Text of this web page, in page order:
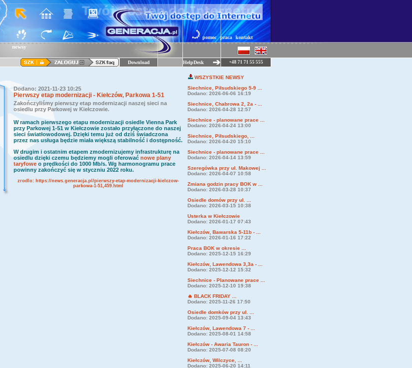
pomoc praca kontakt
newsy
Download HelpDesk +48 71 71 55 555
Dodano: 2021-11-23 10:25
Pierwszy etap modernizacji - Kiełczów, Parkowa 1-51
Zakończyliśmy pierwszy etap modernizacji naszej sieci na
osiedlu przy Parkowej w Kiełczowie.
W ramach pierwszego etapu modernizacji osiedle Vienna Park
przy Parkowej 1-51 w Kiełczowie zostało przyłączone do naszej
sieci światłowodowej. Dzięki temu już od dziś świadczona
przez nas usługa będzie miała większą stabilność i dostępność.
W drugim i ostatnim etapem zmodernizujemy infrastrukturę na
osiedlu dzięki czemu będziemy mogli oferować nowe plany
taryfowe o prędkości do 1000 Mb/s. Wg harmonogramu prace
powinny zakończyć się w styczniu 2022 roku.
zrodlo: https://news.generacja.pl/pierwszy-etap-modernizacji-kielczow-
parkowa-1-51,459.html
WSZYSTKIE NEWSY
Siechnice, Piłsudskiego 5-9 ...
Dodano: 2026-06-06 16:19
Siechnice, Chabrowa 2, 2a - ...
Dodano: 2026-04-28 12:57
Siechnice - planowane prace ...
Dodano: 2026-04-24 13:00
Siechnice, Piłsudskiego, ...
Dodano: 2026-04-20 15:10
Siechnice - planowane prace ...
Dodano: 2026-04-14 13:59
Szeregówka przy ul. Makowej ...
Dodano: 2026-04-07 10:58
Zmiana godzin pracy BOK w ...
Dodano: 2026-03-28 10:37
Osiedle domów przy ul. ...
Dodano: 2026-03-15 10:38
Usterka w Kiełczowie
Dodano: 2026-01-17 07:43
Kiełczów, Bawarska 5-11b - ...
Dodano: 2026-01-16 17:22
Praca BOK w okresie ...
Dodano: 2025-12-15 16:29
Kiełczów, Lawendowa 3,3a - ...
Dodano: 2025-12-12 15:32
Siechnice - Planowane prace ...
Dodano: 2025-12-10 19:38
🔥 BLACK FRIDAY ...
Dodano: 2025-11-26 17:50
Osiedle domków przy ul. ...
Dodano: 2025-09-04 13:43
Kiełczów, Lawendowa 7 - ...
Dodano: 2025-08-01 14:58
Kiełczów - Awaria Tauron - ...
Dodano: 2025-07-08 08:20
Kiełczów, Wilczyce, ...
Dodano: 2025-06-20 14:11